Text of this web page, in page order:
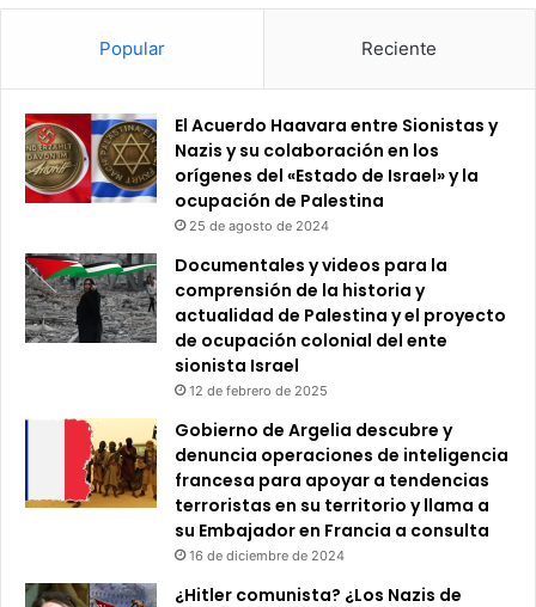
Popular Reciente
El Acuerdo Haavara entre Sionistas y
Nazis y su colaboración en los
orígenes del «Estado de Israel» y la
ocupación de Palestina
25 de agosto de 2024
Documentales y videos para la
comprensión de la historia y
actualidad de Palestina y el proyecto
de ocupación colonial del ente
sionista Israel
12 de febrero de 2025
Gobierno de Argelia descubre y
denuncia operaciones de inteligencia
francesa para apoyar a tendencias
terroristas en su territorio y llama a
su Embajador en Francia a consulta
16 de diciembre de 2024
¿Hitler comunista? ¿Los Nazis de